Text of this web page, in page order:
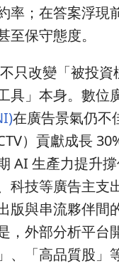
率；在答案浮現
至保守態度。
只改變「被投資
具」本身。數位
在廣告景氣仍不
）貢獻成長
AI 生產力提升
科技等廣告主支
版與串流夥伴間
，外部分析平台
、「高品質股」